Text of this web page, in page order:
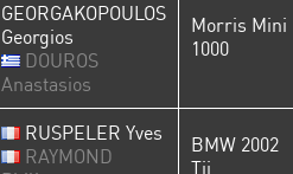
GEORGAKOPOULOS
Georgios
DOUROS
Anastasios
Morris Mini
1000
RUSPELER Yves
RAYMOND
BMW 2002
Tii